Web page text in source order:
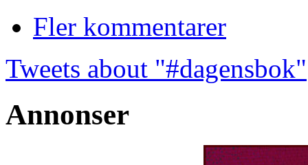
Fler kommentarer
Tweets about "#dagensbok"
Annonser